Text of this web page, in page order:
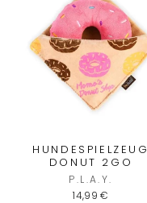
HUNDESPIELZEUG
DONUT 2GO
P.L.A.Y.
14,99 €